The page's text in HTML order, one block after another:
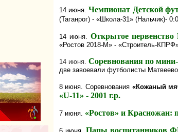
14 июня. Чемпионат Детской
(Таганрог) - «Школа-31» (Нальчик)-
14 июня. Открытое
«Ростов 2018-М» - «Строитель-
14 июня. Соревнования по
две завоевали футболисты
8 июня. Соревнования «Кожаный
«U-11» - 2001 г.р.
7 июня. «Ростов» и Красножан:
Папы воспитанников